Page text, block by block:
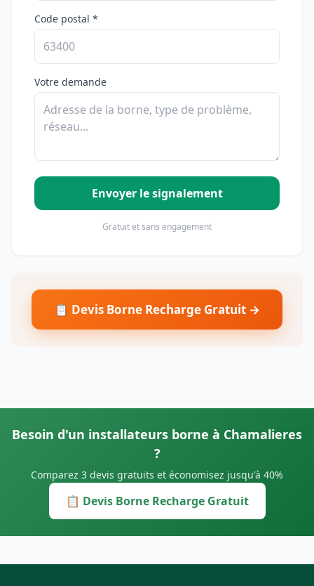
Code postal *
Votre demande
Envoyer le signalement
Gratuit et sans engagement
📋 Devis Borne Recharge Gratuit →
Besoin d'un installateurs borne à Chamalieres
?
Comparez 3 devis gratuits et économisez jusqu'à 40%
📋 Devis Borne Recharge Gratuit